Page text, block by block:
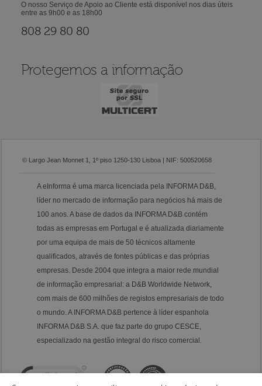
O nosso Serviço de Apoio ao Cliente está disponível nos dias úteis
entre as 9h00 e as 18h00
808 29 80 80
Protegemos a informação
© Largo Jean Monnet 1, 1º piso 1250-130 Lisboa | NIF: 500520658
A eInforma é uma marca licenciada pela INFORMA D&B,
líder no mercado de informação para negócios há mais de
100 anos. A base de dados da INFORMA D&B contém
todas as empresas em Portugal e é atualizada diariamente
por uma equipa de mais de 50 técnicos altamente
qualificados, através de fontes públicas e das próprias
empresas. Desde 2004 que integra a maior rede mundial
de informação empresarial: a D&B Worldwide Network,
com mais de 600 milhões de registos empresariais de todo
o mundo. A INFORMA D&B pertence à líder espanhola
INFORMA D&B S.A. que faz parte do grupo CESCE,
especializado na gestão integral do risco comercial.